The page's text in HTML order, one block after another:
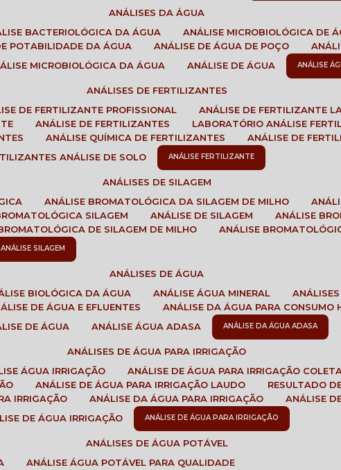
ANÁLISES DA ÁGUA
BACTERIOLÓGICA DA ÁGUA ANÁLISE MICROBIOLÓGICA DE
POTABILIDADE DA ÁGUA ANÁLISE DE ÁGUA DE POÇO
MICROBIOLÓGICA DA ÁGUA ANÁLISE DE ÁGUA ANÁLISE
ANÁLISES DE FERTILIZANTES
DE FERTILIZANTE PROFISSIONAL
ANÁLISE DE FERTILIZANTE
ANÁLISE DE FERTILIZANTES
LABORATÓRIO ANÁLISE
ANÁLISE QUÍMICA DE FERTILIZANTES
ANÁLISE DE
ANÁLISE DE SOLO ANÁLISE FERTILIZANTE
ANÁLISES DE SILAGEM
ANÁLISE BROMATOLÓGICA DA SILAGEM DE MILHO
SILAGEM ANÁLISE DE SILAGEM
ANÁLISE
BROMATOLÓGICA DE SILAGEM DE MILHO
ANÁLISE
ANÁLISE SILAGEM
ANÁLISES DE ÁGUA
BIOLÓGICA DA ÁGUA ANÁLISE ÁGUA MINERAL
DE ÁGUA E EFLUENTES ANÁLISE DA ÁGUA PARA CONSUMO
DE ÁGUA ANÁLISE ÁGUA ADASA ANÁLISE DA ÁGUA ADASA
ANÁLISES DE ÁGUA PARA IRRIGAÇÃO
ÁGUA IRRIGAÇÃO
ANÁLISE DE ÁGUA PARA IRRIGAÇÃO
ANÁLISE DE ÁGUA PARA IRRIGAÇÃO LAUDO
RESULTADO
IRRIGAÇÃO
ANÁLISE DA ÁGUA PARA IRRIGAÇÃO
ANÁLISE
DE ÁGUA IRRIGAÇÃO ANÁLISE DE ÁGUA PARA IRRIGAÇÃO
ANÁLISES DE ÁGUA POTÁVEL
ANÁLISE ÁGUA POTÁVEL PARA QUALIDADE